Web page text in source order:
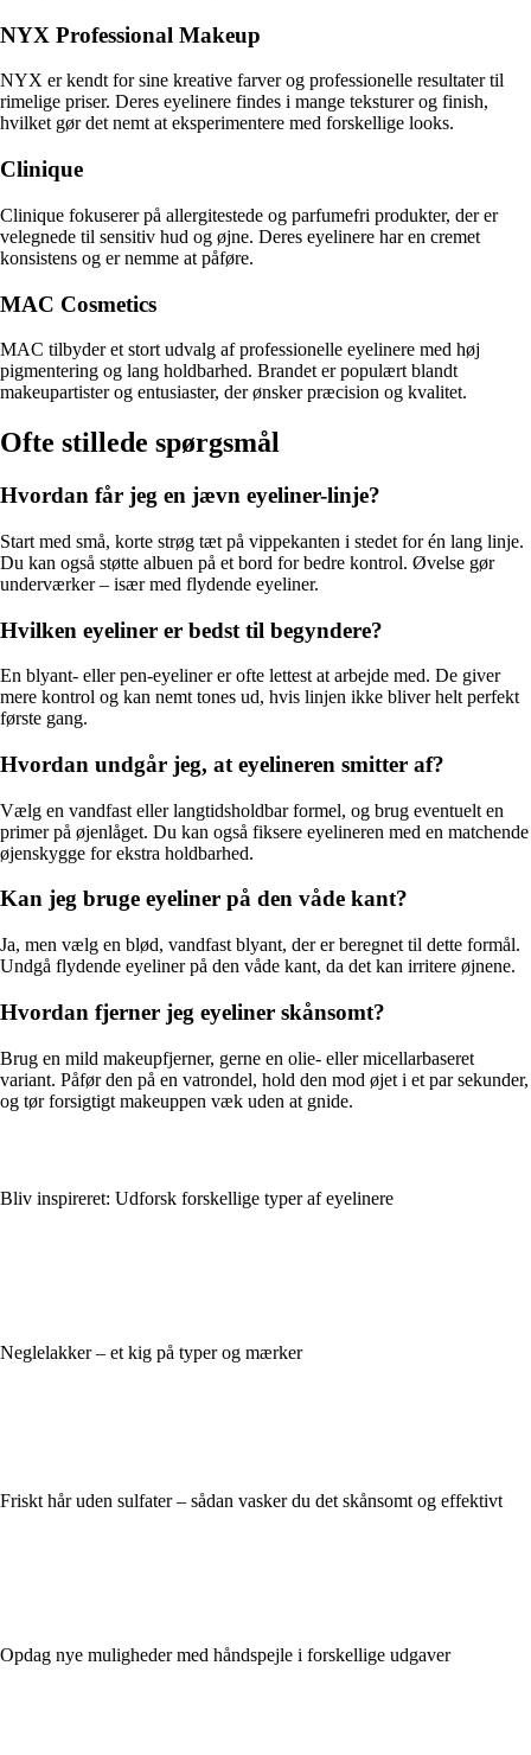
NYX Professional Makeup
NYX er kendt for sine kreative farver og professionelle resultater til
rimelige priser. Deres eyelinere findes i mange teksturer og finish,
hvilket gør det nemt at eksperimentere med forskellige looks.
Clinique
Clinique fokuserer på allergitestede og parfumefri produkter, der er
velegnede til sensitiv hud og øjne. Deres eyelinere har en cremet
konsistens og er nemme at påføre.
MAC Cosmetics
MAC tilbyder et stort udvalg af professionelle eyelinere med høj
pigmentering og lang holdbarhed. Brandet er populært blandt
makeupartister og entusiaster, der ønsker præcision og kvalitet.
Ofte stillede spørgsmål
Hvordan får jeg en jævn eyeliner-linje?
Start med små, korte strøg tæt på vippekanten i stedet for én lang linje.
Du kan også støtte albuen på et bord for bedre kontrol. Øvelse gør
underværker – især med flydende eyeliner.
Hvilken eyeliner er bedst til begyndere?
En blyant- eller pen-eyeliner er ofte lettest at arbejde med. De giver
mere kontrol og kan nemt tones ud, hvis linjen ikke bliver helt perfekt
første gang.
Hvordan undgår jeg, at eyelineren smitter af?
Vælg en vandfast eller langtidsholdbar formel, og brug eventuelt en
primer på øjenlåget. Du kan også fiksere eyelineren med en matchende
øjenskygge for ekstra holdbarhed.
Kan jeg bruge eyeliner på den våde kant?
Ja, men vælg en blød, vandfast blyant, der er beregnet til dette formål.
Undgå flydende eyeliner på den våde kant, da det kan irritere øjnene.
Hvordan fjerner jeg eyeliner skånsomt?
Brug en mild makeupfjerner, gerne en olie- eller micellarbaseret
variant. Påfør den på en vatrondel, hold den mod øjet i et par sekunder,
og tør forsigtigt makeuppen væk uden at gnide.
Bliv inspireret: Udforsk forskellige typer af eyelinere
Neglelakker – et kig på typer og mærker
Friskt hår uden sulfater – sådan vasker du det skånsomt og effektivt
Opdag nye muligheder med håndspejle i forskellige udgaver